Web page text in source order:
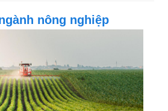
nông nghiệp